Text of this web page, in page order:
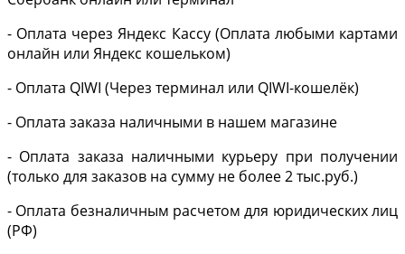
- Оплата через Яндекс Кассу (Оплата любыми картами
онлайн или Яндекс кошельком)
- Оплата QIWI (Через терминал или QIWI-кошелёк)
- Оплата заказа наличными в нашем магазине
- Оплата заказа наличными курьеру при получении
(только для заказов на сумму не более 2 тыс.руб.)
- Оплата безналичным расчетом для юридических лиц
(РФ)